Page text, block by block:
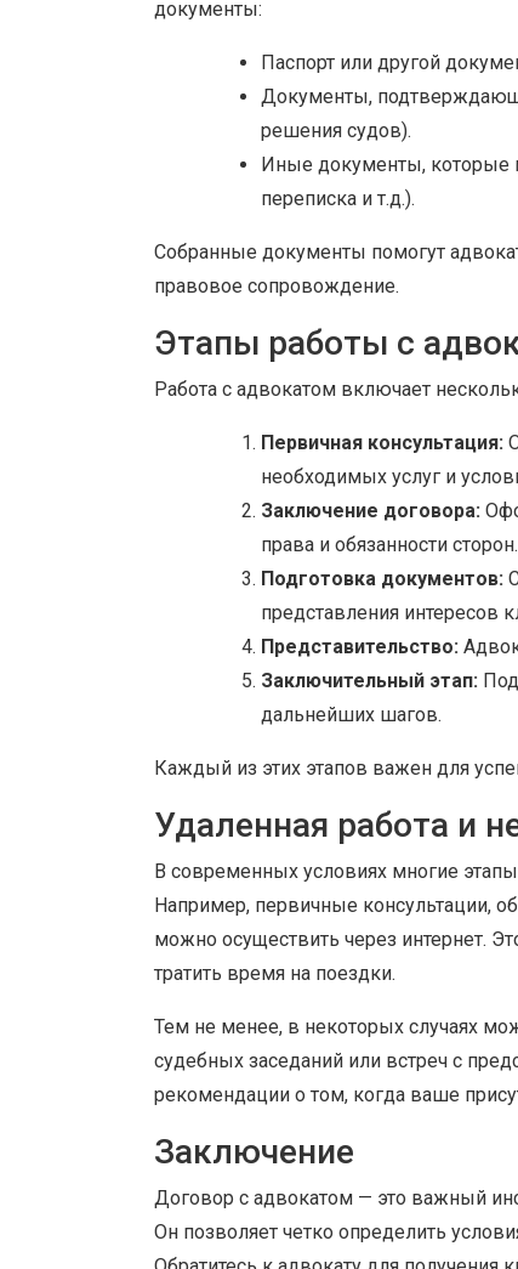
документы:
Паспорт или другой
Документы,
решения судов).
Иные документы, которые
переписка и т.д.).
Собранные документы помогут
правовое сопровождение.
Этапы работы с
Работа с адвокатом включает
Первичная консультация:
необходимых услуг и
Заключение договора:
права и обязанности сторон.
Подготовка документов:
представления интересов
Представительство:
Заключительный этап:
дальнейших шагов.
Каждый из этих этапов важен для
Удаленная работа и
В современных условиях многие
Например, первичные консультации,
можно осуществить через интернет.
тратить время на поездки.
Тем не менее, в некоторых случаях
судебных заседаний или встреч с
рекомендации о том, когда ваше
Заключение
Договор с адвокатом — это важный
Он позволяет четко определить